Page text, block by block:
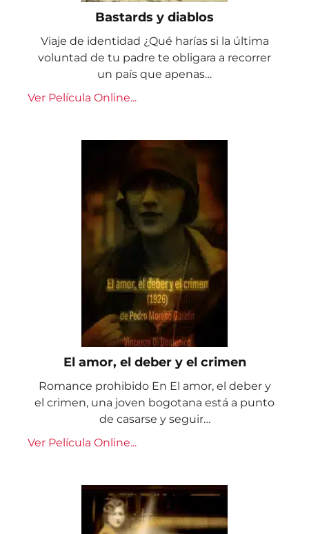
Bastards y diablos
Viaje de identidad ¿Qué harías si la última
voluntad de tu padre te obligara a recorrer
un país que apenas…
Ver Película Online...
El amor, el deber y el crimen
Romance prohibido En El amor, el deber y
el crimen, una joven bogotana está a punto
de casarse y seguir…
Ver Película Online...